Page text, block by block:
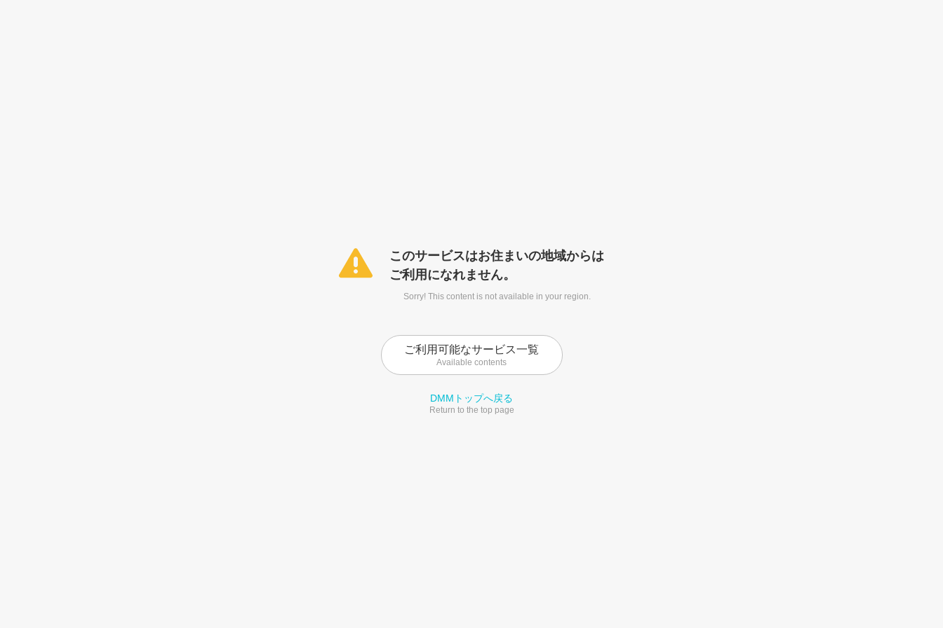
このサービスはお住まいの地域からは
ご利用になれません。
Sorry! This content is not available in your region.
ご利用可能なサービス一覧
Available contents
DMMトップへ戻る
Return to the top page